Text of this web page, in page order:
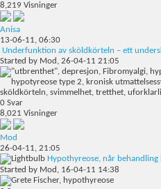
8,219 Visninger
Anisa
13-06-11, 06:30
Underfunktion av sköldkörteln – ett
Started by Mod , 26-04-11 21:05
0 Svar
8,021 Visninger
Mod
26-04-11, 21:05
Hypothyreose, når
Started by Mod , 16-04-11 14:38